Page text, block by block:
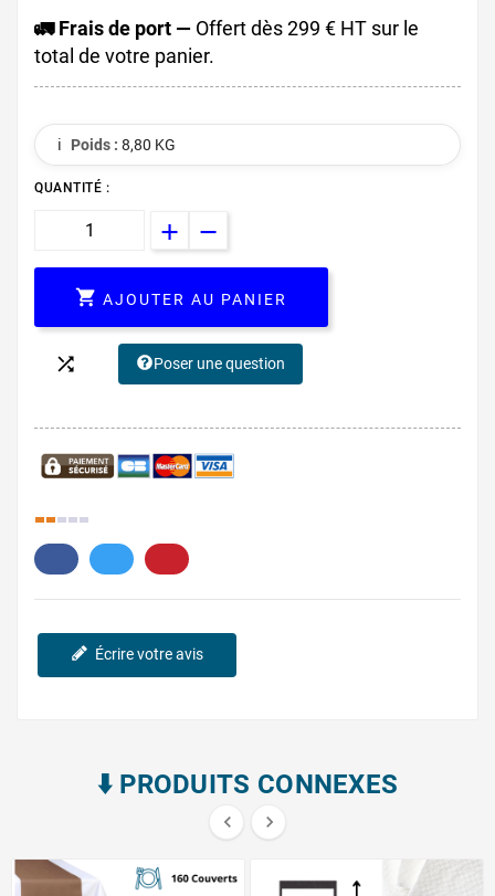
🚛 Frais de port — Offert dès 299 € HT sur le
total de votre panier.
ℹ️ Poids : 8,80 KG
QUANTITÉ :
 AJOUTER AU PANIER
 Poser une question
Écrire votre avis
⬇️​ PRODUITS CONNEXES
 